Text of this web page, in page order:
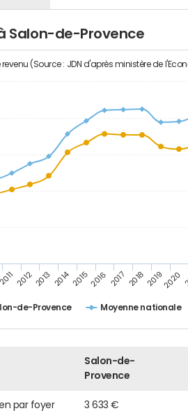
Salon-de-Provence
(Source : JDN d'après ministère de
de-Provence Moyenne nationale
2011 20122013 201420152016 2017 201820192020
Salon-de-
Provence
par foyer
3 633 €